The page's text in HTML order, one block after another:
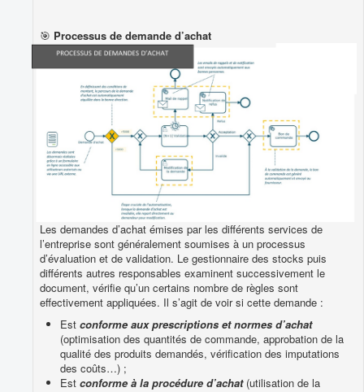
🎯 Processus de demande d’achat
Les demandes d’achat émises par les différents services de
l’entreprise sont généralement soumises à un processus
d’évaluation et de validation. Le gestionnaire des stocks puis
différents autres responsables examinent successivement le
document, vérifie qu’un certains nombre de règles sont
effectivement appliquées. Il s’agit de voir si cette demande :
Est conforme aux prescriptions et normes d’achat
(optimisation des quantités de commande, approbation de la
qualité des produits demandés, vérification des imputations
des coûts…) ;
Est conforme à la procédure d’achat(utilisation de la